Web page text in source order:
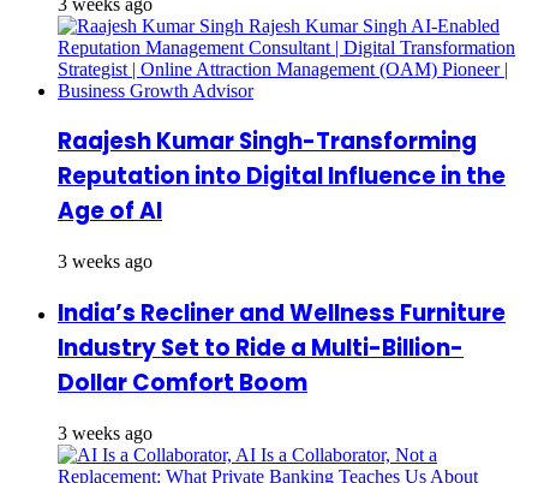
Raajesh Kumar Singh-Transforming
Reputation into Digital Influence in the
Age of AI
3 weeks ago
India’s Recliner and Wellness Furniture
Industry Set to Ride a Multi-Billion-
Dollar Comfort Boom
3 weeks ago